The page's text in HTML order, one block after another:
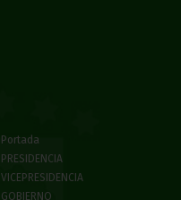
Portada
PRESIDENCIA
VICEPRESIDENCIA
GOBIERNO